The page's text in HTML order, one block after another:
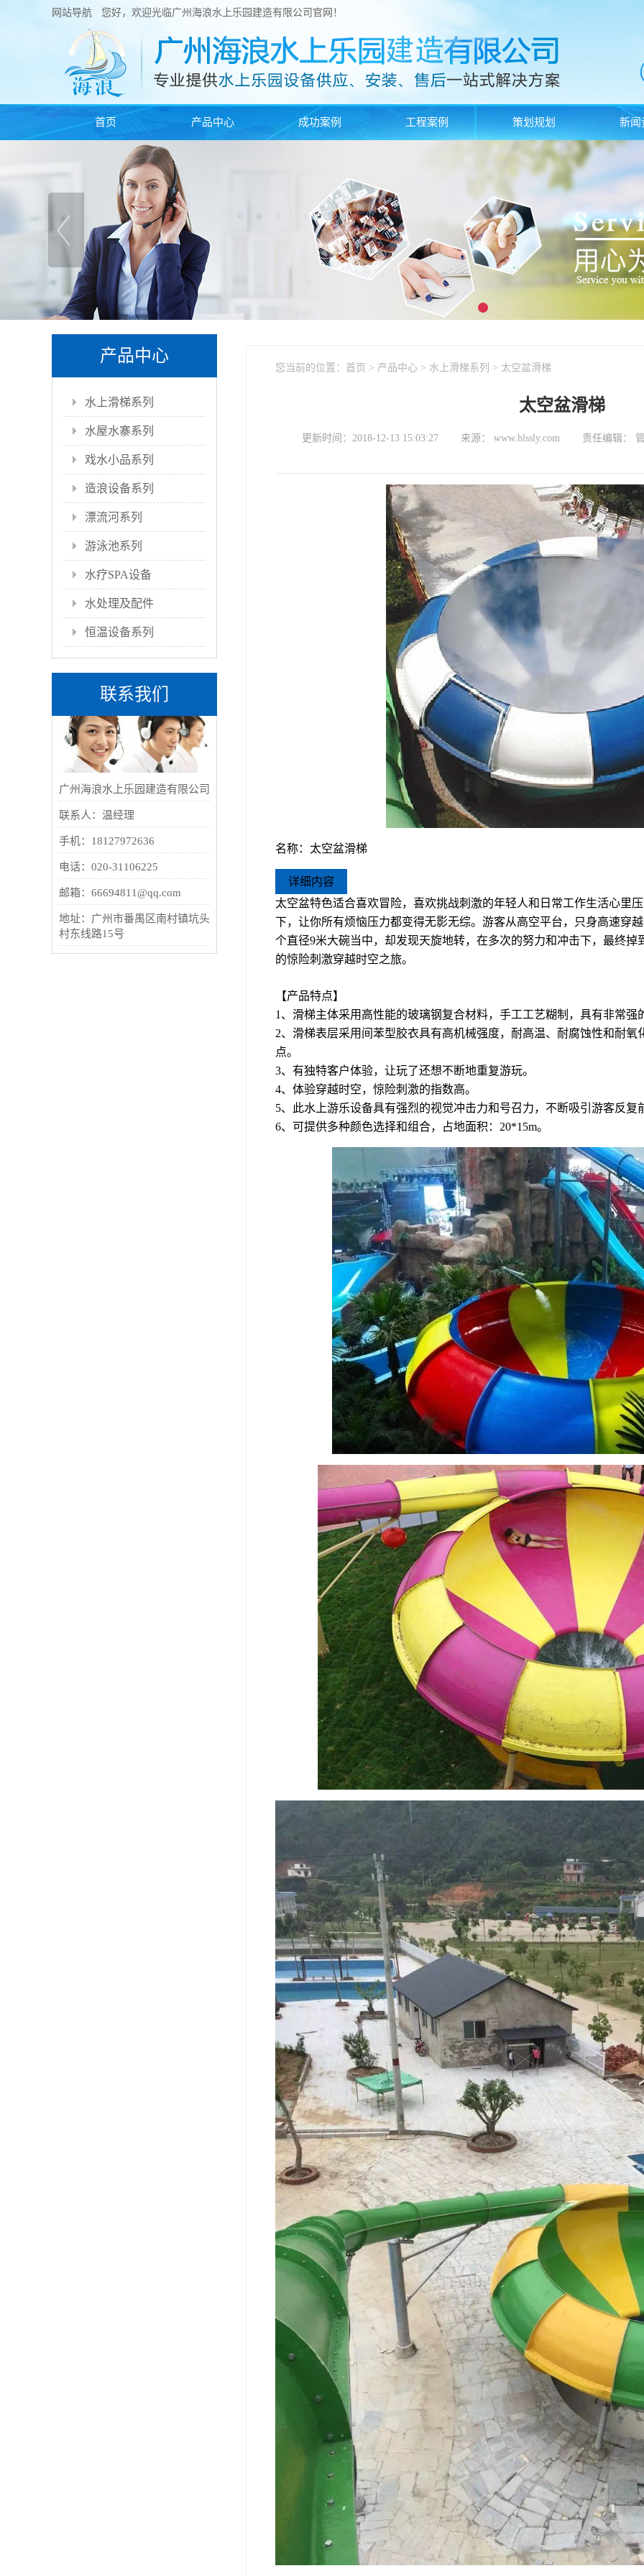
网站导航 您好，欢迎光临广州海浪水上乐园建造有限公司官网！
首页 产品中心 成功案例 工程案例 策划规划 新闻
产品中心
水上滑梯系列
水屋水寨系列
戏水小品系列
造浪设备系列
漂流河系列
游泳池系列
水疗SPA设备
水处理及配件
恒温设备系列
联系我们
广州海浪水上乐园建造有限公司
联系人：温经理
手机：18127972636
电话：020-31106225
邮箱：66694811@qq.com
地址：广州市番禺区南村镇坑头
村东线路15号
您当前的位置： 首页 > 产品中心 > 水上滑梯系列 > 太空盆滑梯
太空盆滑梯
更新时间：2018-12-13 15:03:27 来源： www.hlssly.com 责任编辑：
名称： 太空盆滑梯
详细内容
太空盆特色适合喜欢冒险，喜欢挑战刺激的年轻人和日常工作生活心里
下，让你所有烦恼压力都变得无影无综。 游客从高空平台，只身高速穿
个直径9米大碗当中，却发现天旋地转，在多次的努力和冲击下，最终
的惊险刺激穿越时空之旅。
【产品特点】
1、滑梯主体采用高性能的玻璃钢复合材料，手工工艺糊制，具有非常
2、 滑梯表层采用间苯型胶衣具有高机械强度，耐高温、耐腐蚀性和耐
点。
3、 有独特客户体验，让玩了还想不断地重复游玩。
4、 体验穿越时空，惊险刺激的指数高。
5、
此水上游乐设备具有强烈的视觉冲击力和号召力，不断吸引游客反复
6、 可提供多种颜色选择和组合，占地面积：20*15m。